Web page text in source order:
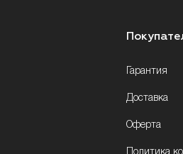
Гарантия
Доставка
Оферта
Политика